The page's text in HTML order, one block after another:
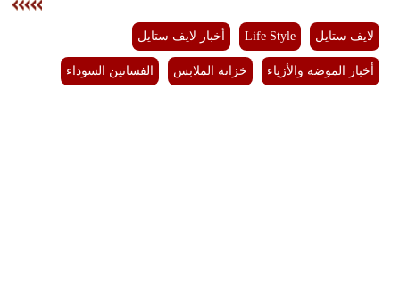
لايف ستايل Life Style أخبار لايف ستايل
أخبار الموضه والأزياء خزانة الملابس الفساتين السوداء